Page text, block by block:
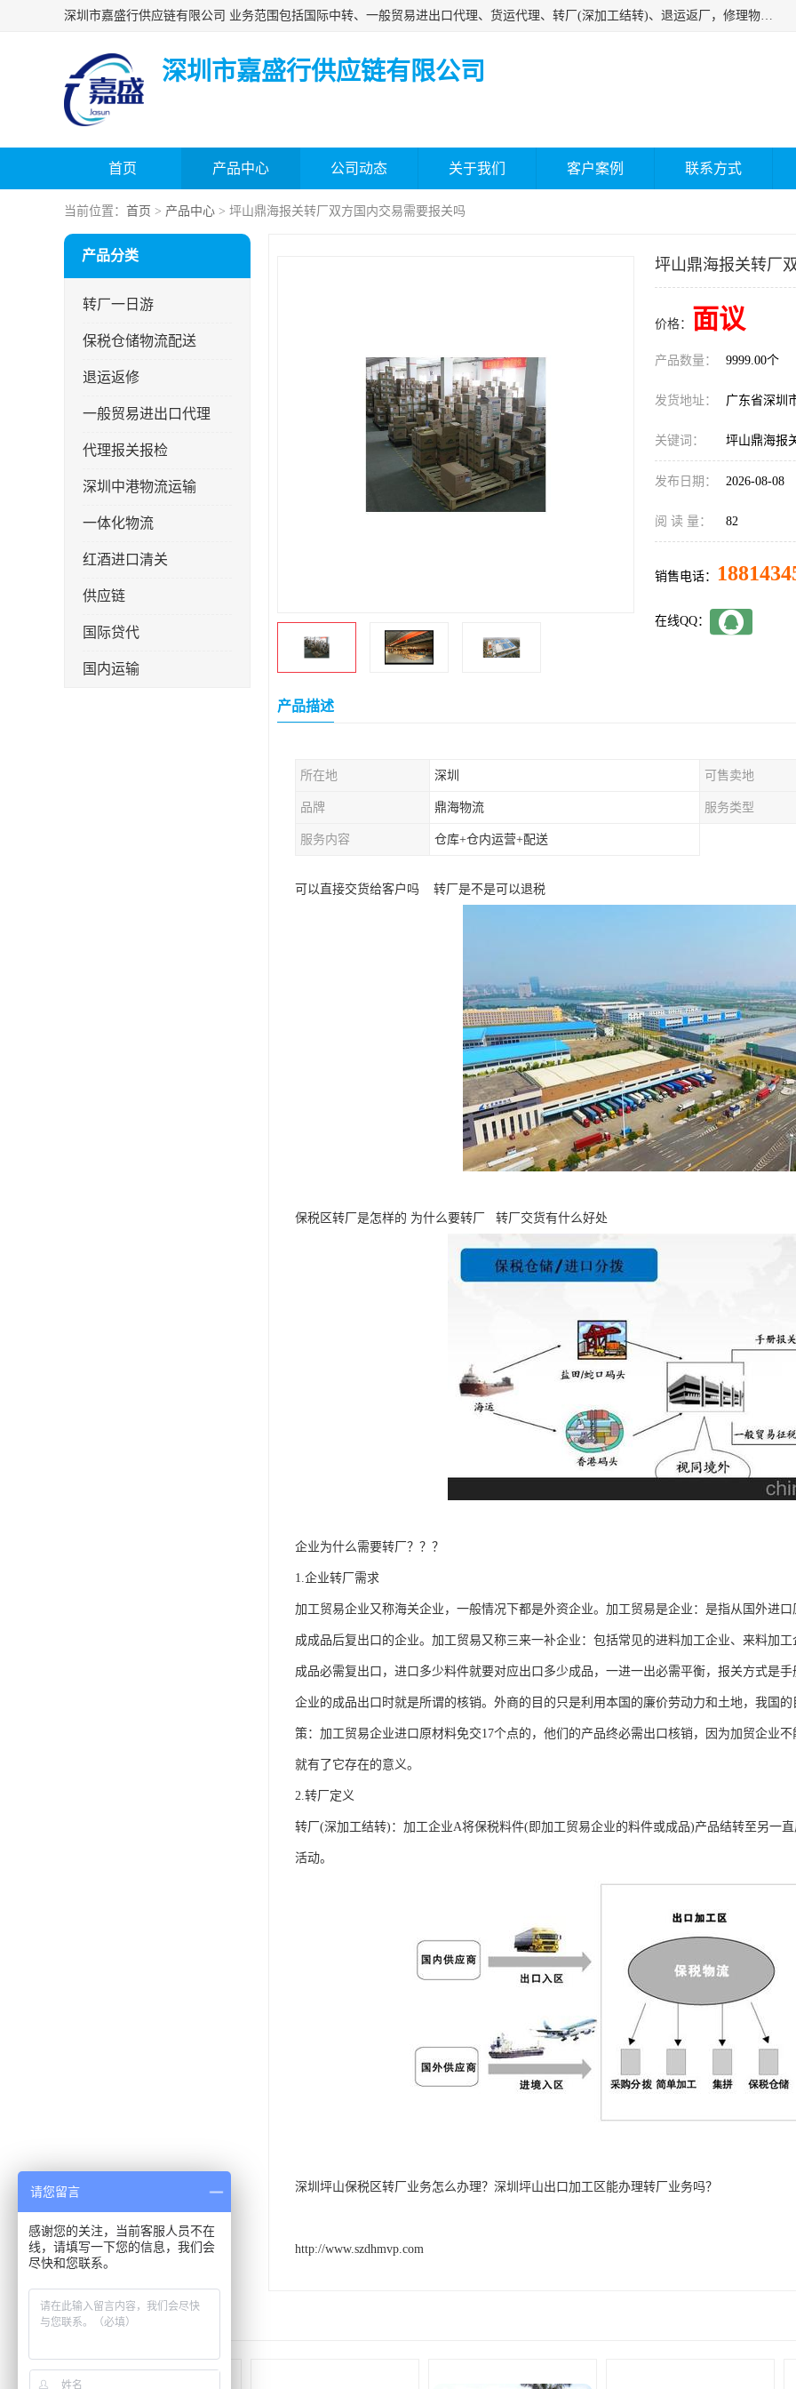
深圳市嘉盛行供应链有限公司 业务范围包括国际中转、一般贸易进出口代理、货运代理、转厂(深加工结转)、退运返厂，修理物品、直接退运、简单加工、更换包装、食品化妆品贴标进口、通关保税仓储，保税生产加工，香港仓库、中港运输专拼货运等服务
深圳市嘉盛行供应链有限公司
首页 产品中心 公司动态 关于我们 客户案例 联系方式
当前位置： 首页 > 产品中心 > 坪山鼎海报关转厂双方国内交易需要报关吗
产品分类
转厂一日游
保税仓储物流配送
退运返修
一般贸易进出口代理
代理报关报检
深圳中港物流运输
一体化物流
红酒进口清关
供应链
国际贷代
国内运输
坪山鼎海报关转厂
价格： 面议
产品数量： 9999.00个
发货地址： 广东省深
关键词： 坪山鼎海报
发布日期： 2026-08-08
阅 读 量： 82
销售电话：
在线QQ：
产品描述
所在地 深圳 可售卖地
品牌 鼎海物流 服务类型
服务内容 仓库+仓内运营+配送
可以直接交货给客户吗 转厂是不是可以退税
保税区转厂是怎样的 为什么要转厂 转厂交货有什么好处
企业为什么需要转厂？？？
1.企业转厂需求
加工贸易企业又称海关企业，一般情况下都是外资企业。加工贸易是企业：是指从国外进
成成品后复出口的企业。加工贸易又称三来一补企业：包括常见的进料加工企业、来料加
成品必需复出口，进口多少料件就要对应出口多少成品，一进一出必需平衡，报关方式是
企业的成品出口时就是所谓的核销。外商的目的只是利用本国的廉价劳动力和土地，我国
策：加工贸易企业进口原材料免交17个点的，他们的产品终必需出口核销，因为加贸企业
就有了它存在的意义。
2.转厂定义
转厂(深加工结转)：加工企业A将保税料件(即加工贸易企业的料件或成品)产品结转至另一
活动。
深圳坪山保税区转厂业务怎么办理？深圳坪山出口加工区能办理转厂业务吗？
http://www.szdhmvp.com
请您留言
感谢您的关注，当前客服人员不在
线，请填写一下您的信息，我们会
尽快和您联系。